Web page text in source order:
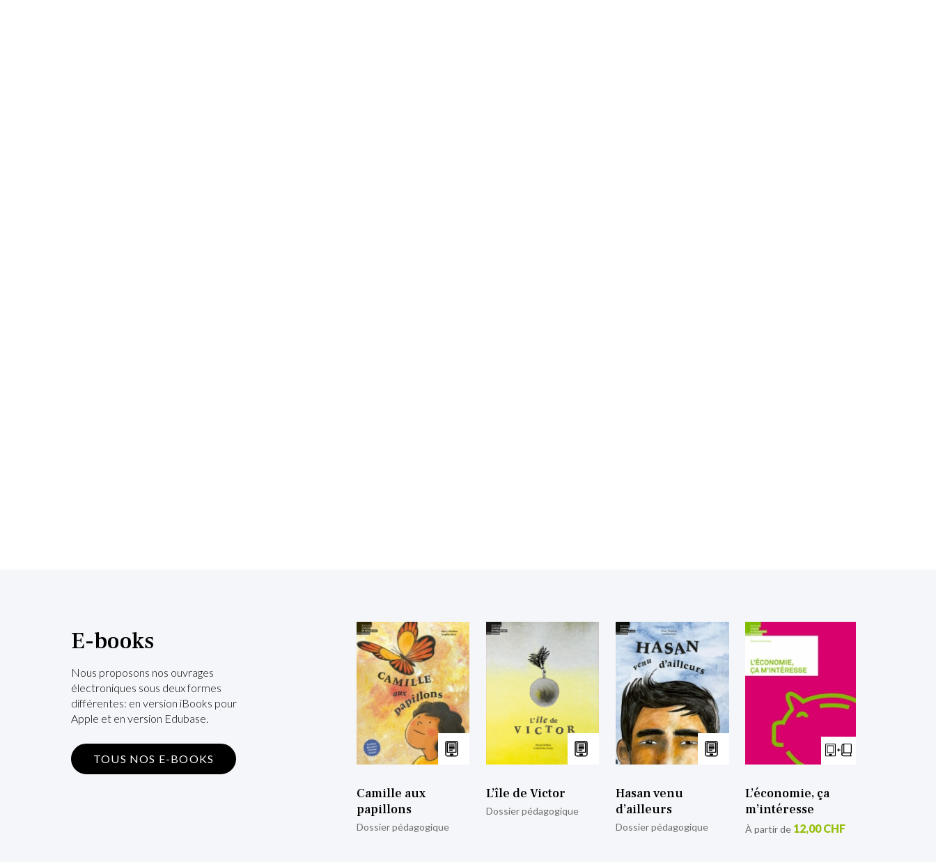
E-books
Nous proposons nos ouvrages
électroniques sous deux formes
différentes: en version iBooks pour
Apple et en version Edubase.
TOUS NOS E-BOOKS
Camille aux
papillons
Dossier pédagogique
L’île de Victor
Dossier pédagogique
Hasan venu
d’ailleurs
Dossier pédagogique
L’économie, ça
m’intéresse
À partir de 12,00 CHF